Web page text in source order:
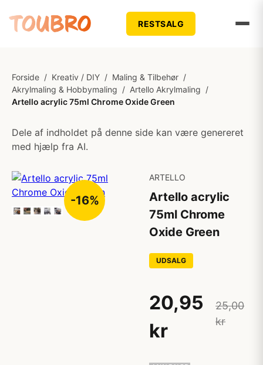
RESTSALG
Forside / Kreativ / DIY / Maling & Tilbehør /
Akrylmaling & Hobbymaling / Artello Akrylmaling /
Artello acrylic 75ml Chrome Oxide Green
Dele af indholdet på denne side kan være genereret
med hjælp fra AI.
-16%
ARTELLO
Artello acrylic
75ml Chrome
Oxide Green
UDSALG
20,95
kr
25,00
kr